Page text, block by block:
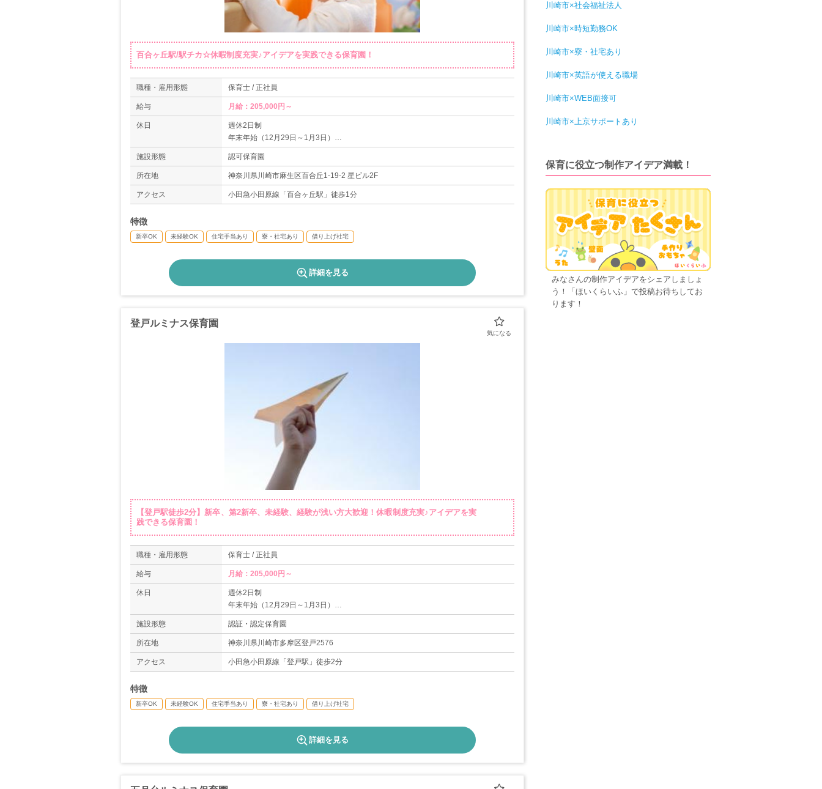
百合ヶ丘駅/駅チカ☆休暇制度充実♪アイデアを実践できる保育園！
職種・雇用形態 保育士 / 正社員
給与 月給：205,000円～
休日
週休2日制
年末年始（12月29日～1月3日）
夏季休暇4日
有給休暇（法定通り）
慶弔休暇
産前産後休暇（実績あり）
＊年間休日114日
施設形態 認可保育園
所在地 神奈川県川崎市麻生区百合丘1-19-2 星ビル2F
アクセス 小田急小田原線「百合ヶ丘駅」徒歩1分
特徴
新卒OK 未経験OK 住宅手当あり 寮・社宅あり 借り上げ社宅
詳細を見る
登戸ルミナス保育園
【登戸駅徒歩2分】新卒、第2新卒、未経験、経験が浅い方大歓迎！休暇制度充実♪アイデアを実
践できる保育園！
職種・雇用形態 保育士 / 正社員
給与 月給：205,000円～
休日
週休2日制
年末年始（12月29日～1月3日）
夏季休暇4日
有給休暇（法定通り）
慶弔休暇
産前産後休暇（実績あり）
＊年間休日114日
施設形態 認証・認定保育園
所在地 神奈川県川崎市多摩区登戸2576
アクセス 小田急小田原線「登戸駅」徒歩2分
特徴
新卒OK 未経験OK 住宅手当あり 寮・社宅あり 借り上げ社宅
詳細を見る
川崎市×社会福祉法人
川崎市×時短勤務OK
川崎市×寮・社宅あり
川崎市×英語が使える職場
川崎市×WEB面接可
川崎市×上京サポートあり
保育に役立つ制作アイデア満載！
みなさんの制作アイデアをシェアしましょ
う！「ほいくらいふ」で投稿お待ちしてお
ります！